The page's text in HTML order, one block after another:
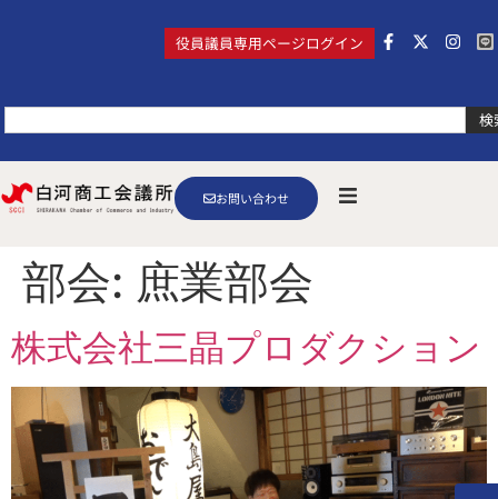
検
役員議員専用ページログイン
お問い合わせ
部会: 庶業部会
株式会社三晶プロダクション